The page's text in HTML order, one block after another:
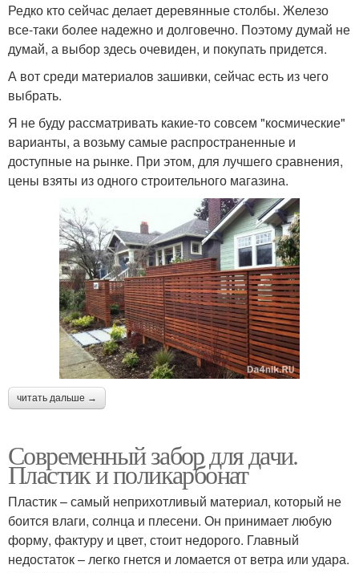
Редко кто сейчас делает деревянные столбы. Железо
все-таки более надежно и долговечно. Поэтому думай не
думай, а выбор здесь очевиден, и покупать придется.
А вот среди материалов зашивки, сейчас есть из чего
выбрать.
Я не буду рассматривать какие-то совсем "космические"
варианты, а возьму самые распространенные и
доступные на рынке. При этом, для лучшего сравнения,
цены взяты из одного строительного магазина.
читать дальше →
Современный забор для дачи.
Пластик и поликарбонат
Пластик – самый неприхотливый материал, который не
боится влаги, солнца и плесени. Он принимает любую
форму, фактуру и цвет, стоит недорого. Главный
недостаток – легко гнется и ломается от ветра или удара.